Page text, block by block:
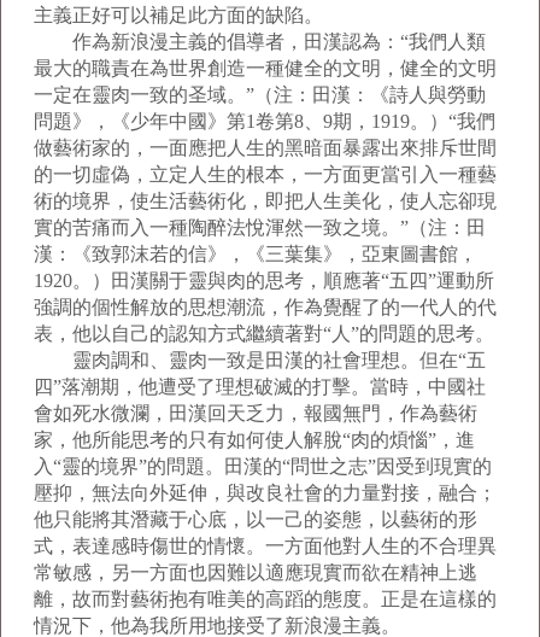
主義正好可以補足此方面的缺陷。
作為新浪漫主義的倡導者，田漢認為：“我們人類
最大的職責在為世界創造一種健全的文明，健全的文明
一定在靈肉一致的圣域。”（注：田漢：《詩人與勞動
問題》，《少年中國》第1卷第8、9期，1919。）“我們
做藝術家的，一面應把人生的黑暗面暴露出來排斥世間
的一切虛偽，立定人生的根本，一方面更當引入一種藝
術的境界，使生活藝術化，即把人生美化，使人忘卻現
實的苦痛而入一種陶醉法悅渾然一致之境。”（注：田
漢：《致郭沫若的信》，《三葉集》，亞東圖書館，
1920。）田漢關于靈與肉的思考，順應著“五四”運動所
強調的個性解放的思想潮流，作為覺醒了的一代人的代
表，他以自己的認知方式繼續著對“人”的問題的思考。
靈肉調和、靈肉一致是田漢的社會理想。但在“五
四”落潮期，他遭受了理想破滅的打擊。當時，中國社
會如死水微瀾，田漢回天乏力，報國無門，作為藝術
家，他所能思考的只有如何使人解脫“肉的煩惱”，進
入“靈的境界”的問題。田漢的“問世之志”因受到現實的
壓抑，無法向外延伸，與改良社會的力量對接，融合；
他只能將其潛藏于心底，以一己的姿態，以藝術的形
式，表達感時傷世的情懷。一方面他對人生的不合理異
常敏感，另一方面也因難以適應現實而欲在精神上逃
離，故而對藝術抱有唯美的高蹈的態度。正是在這樣的
情況下，他為我所用地接受了新浪漫主義。